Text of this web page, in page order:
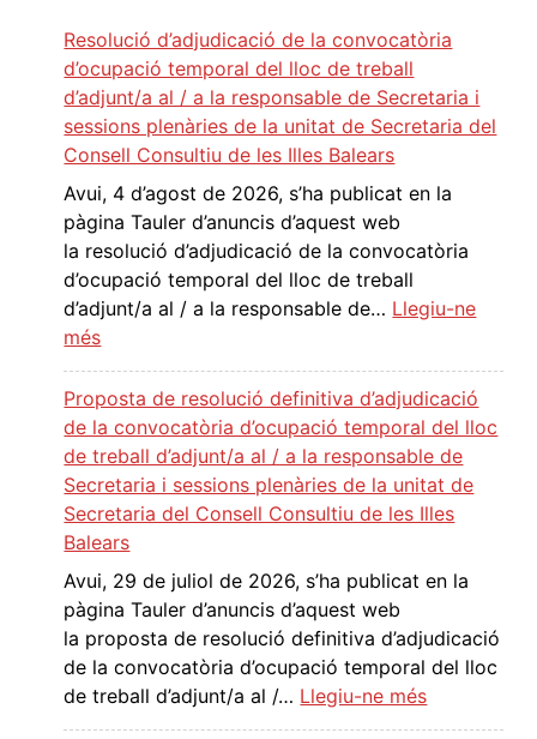
Resolució d’adjudicació de la convocatòria
d’ocupació temporal del lloc de treball
d’adjunt/a al / a la responsable de Secretaria i
sessions plenàries de la unitat de Secretaria del
Consell Consultiu de les Illes Balears
Avui, 4 d’agost de 2026, s’ha publicat en la
pàgina Tauler d’anuncis d’aquest web
la resolució d’adjudicació de la convocatòria
d’ocupació temporal del lloc de treball
d’adjunt/a al / a la responsable de… Llegiu-ne
més:
e
s
o
l
u
c
ó
d
’
a
d
Proposta de resolució definitiva d’adjudicació
de la convocatòria d’ocupació temporal del lloc
de treball d’adjunt/a al / a la responsable de
Secretaria i sessions plenàries de la unitat de
Secretaria del Consell Consultiu de les Illes
Balears
Avui, 29 de juliol de 2026, s’ha publicat en la
pàgina Tauler d’anuncis d’aquest web
la proposta de resolució definitiva d’adjudicació
de la convocatòria d’ocupació temporal del lloc
de treball d’adjunt/a al /… Llegiu-ne més: